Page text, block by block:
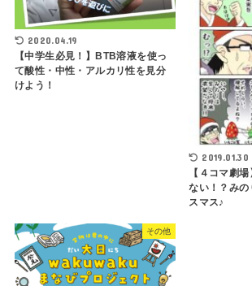
2020.04.19
【中学生必見！】BTB溶液を使っ
て酸性・中性・アルカリ性を見分
けよう！
2019.01.30
【４コマ劇
ない！？みの
スマス♪
その他